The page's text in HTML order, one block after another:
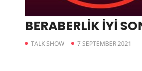
BERABERLİK İYİ
TALK SHOW 7 SEPTEMBER 2021